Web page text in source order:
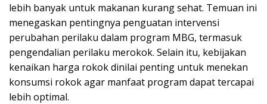
lebih banyak untuk makanan kurang sehat. Temuan ini
menegaskan pentingnya penguatan intervensi
perubahan perilaku dalam program MBG, termasuk
pengendalian perilaku merokok. Selain itu, kebijakan
kenaikan harga rokok dinilai penting untuk menekan
konsumsi rokok agar manfaat program dapat tercapai
lebih optimal.